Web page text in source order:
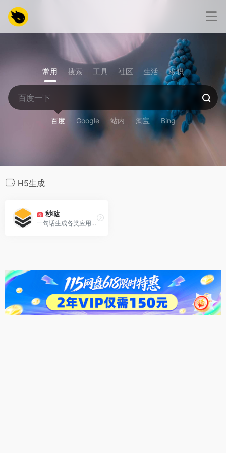
常用 搜索 工具 社区 生活 求职
百度 Google 站内 淘宝 Bing
H5生成
荐 秒哒
一句话生成各类应用，支持生成网站、小程序、H5、小游戏、小工具、轻应用等。